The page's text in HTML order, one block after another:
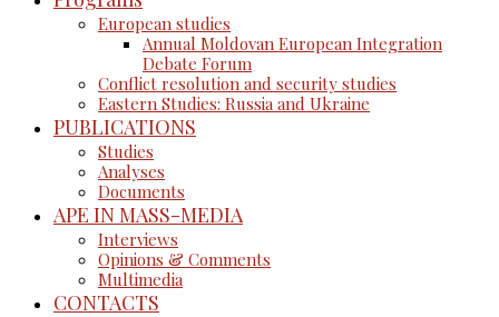
European studies
Annual Moldovan European Integration
Debate Forum
Conflict resolution and security studies
Eastern Studies: Russia and Ukraine
PUBLICATIONS
Studies
Analyses
Documents
APE IN MASS-MEDIA
Interviews
Opinions & Comments
Multimedia
CONTACTS